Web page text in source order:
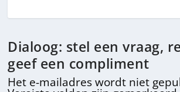
Dialoog: stel een vraag,
geef een compliment
Het e-mailadres wordt niet